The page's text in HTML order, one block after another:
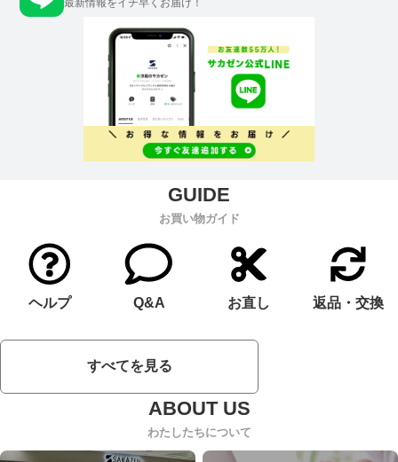
最新情報をイチ早くお届け！
お買い物ガイド
ヘルプ Q&A お直し 返品・交換
すべてを見る
わたしたちについて